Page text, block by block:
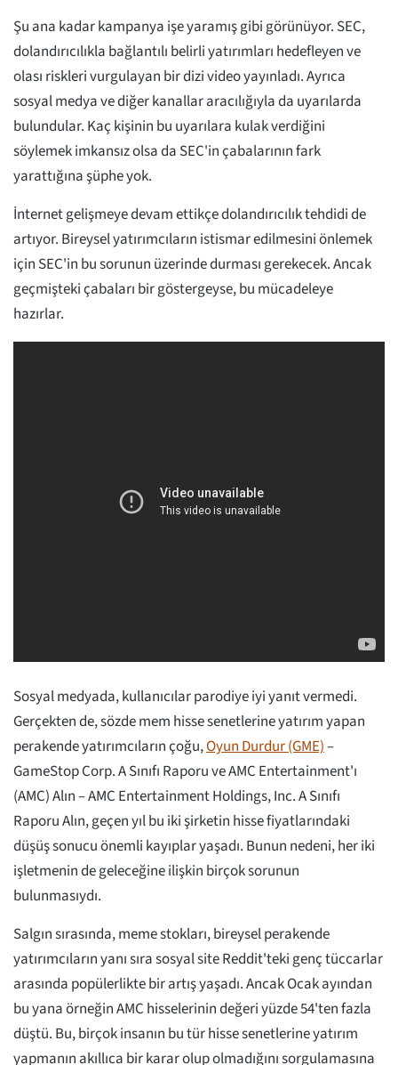
Şu ana kadar kampanya işe yaramış gibi görünüyor. SEC,
dolandırıcılıkla bağlantılı belirli yatırımları hedefleyen ve
olası riskleri vurgulayan bir dizi video yayınladı. Ayrıca
sosyal medya ve diğer kanallar aracılığıyla da uyarılarda
bulundular. Kaç kişinin bu uyarılara kulak verdiğini
söylemek imkansız olsa da SEC'in çabalarının fark
yarattığına şüphe yok.
İnternet gelişmeye devam ettikçe dolandırıcılık tehdidi de
artıyor. Bireysel yatırımcıların istismar edilmesini önlemek
için SEC'in bu sorunun üzerinde durması gerekecek. Ancak
geçmişteki çabaları bir göstergeyse, bu mücadeleye
hazırlar.
Sosyal medyada, kullanıcılar parodiye iyi yanıt vermedi.
Gerçekten de, sözde mem hisse senetlerine yatırım yapan
perakende yatırımcıların çoğu,Oyun Durdur (GME)–
GameStop Corp. A Sınıfı Raporu ve AMC Entertainment'ı
(AMC) Alın – AMC Entertainment Holdings, Inc. A Sınıfı
Raporu Alın, geçen yıl bu iki şirketin hisse fiyatlarındaki
düşüş sonucu önemli kayıplar yaşadı. Bunun nedeni, her iki
işletmenin de geleceğine ilişkin birçok sorunun
bulunmasıydı.
Salgın sırasında, meme stokları, bireysel perakende
yatırımcıların yanı sıra sosyal site Reddit'teki genç tüccarlar
arasında popülerlikte bir artış yaşadı. Ancak Ocak ayından
bu yana örneğin AMC hisselerinin değeri yüzde 54'ten fazla
düştü. Bu, birçok insanın bu tür hisse senetlerine yatırım
yapmanın akıllıca bir karar olup olmadığını sorgulamasına